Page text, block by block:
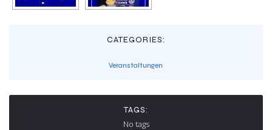
CATEGORIES:
Veranstaltungen
TAGS:
No tags